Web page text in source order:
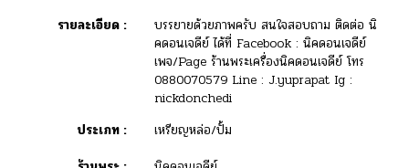
รายละเอียด :
บรรยายด้วยภาพครับ สนใจสอบถาม ติดต่อ นิ
คดอนเจดีย์ ได้ที่ Facebook : นิคดอนเจดีย์
เพจ/Page ร้านพระเครื่องนิคดอนเจดีย์ โทร
0880070579 Line : J.yuprapat Ig :
nickdonchedi
ประเภท :
เหรียญหล่อ/ปั้ม